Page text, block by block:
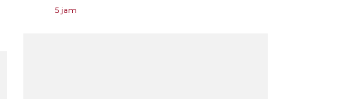
5 jam